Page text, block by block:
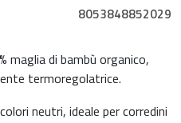
8053848852029
maglia di bambù organico,
termoregolatrice.
neutri, ideale per corredini